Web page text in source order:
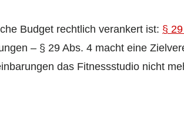
Budget rechtlich verankert ist: §
– § 29 Abs. 4 macht eine
das Fitnessstudio nicht